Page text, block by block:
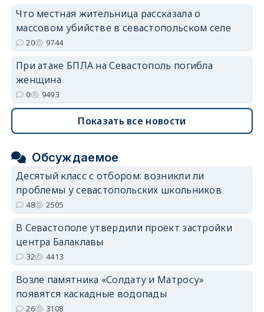
Что местная жительница рассказала о
массовом убийстве в севастопольском селе
20 9744
При атаке БПЛА на Севастополь погибла
женщина
0 9493
Показать все новости
Обсуждаемое
Десятый класс с отбором: возникли ли
проблемы у севастопольских школьников
48 2505
В Севастополе утвердили проект застройки
центра Балаклавы
32 4413
Возле памятника «Солдату и Матросу»
появятся каскадные водопады
26 3108